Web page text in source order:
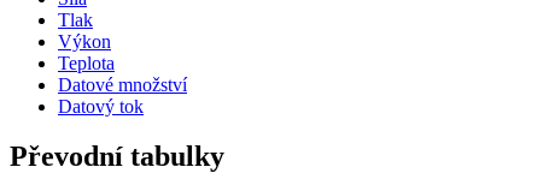
Tlak
Výkon
Teplota
Datové množství
Datový tok
Převodní tabulky